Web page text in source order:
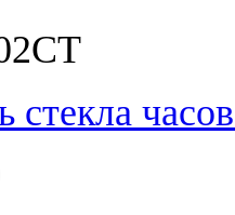
стекла